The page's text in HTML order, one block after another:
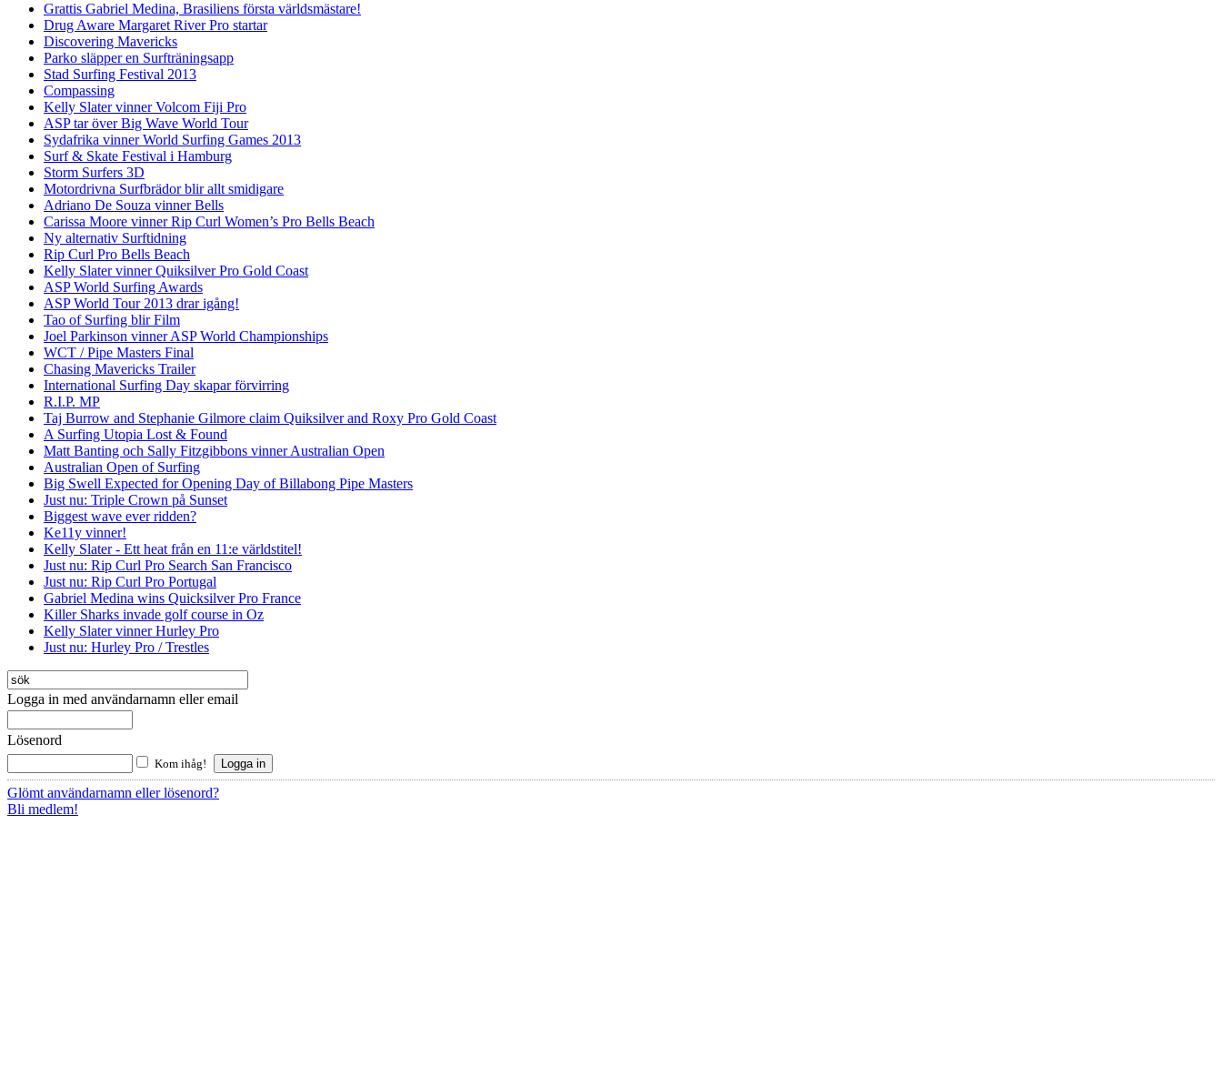
Grattis Gabriel Medina, Brasiliens första världsmästare!
Drug Aware Margaret River Pro startar
Discovering Mavericks
Parko släpper en Surfträningsapp
Stad Surfing Festival 2013
Compassing
Kelly Slater vinner Volcom Fiji Pro
ASP tar över Big Wave World Tour
Sydafrika vinner World Surfing Games 2013
Surf & Skate Festival i Hamburg
Storm Surfers 3D
Motordrivna Surfbrädor blir allt smidigare
Adriano De Souza vinner Bells
Carissa Moore vinner Rip Curl Women’s Pro Bells Beach
Ny alternativ Surftidning
Rip Curl Pro Bells Beach
Kelly Slater vinner Quiksilver Pro Gold Coast
ASP World Surfing Awards
ASP World Tour 2013 drar igång!
Tao of Surfing blir Film
Joel Parkinson vinner ASP World Championships
WCT / Pipe Masters Final
Chasing Mavericks Trailer
International Surfing Day skapar förvirring
R.I.P. MP
Taj Burrow and Stephanie Gilmore claim Quiksilver and Roxy Pro Gold Coast
A Surfing Utopia Lost & Found
Matt Banting och Sally Fitzgibbons vinner Australian Open
Australian Open of Surfing
Big Swell Expected for Opening Day of Billabong Pipe Masters
Just nu: Triple Crown på Sunset
Biggest wave ever ridden?
Ke11y vinner!
Kelly Slater - Ett heat från en 11:e världstitel!
Just nu: Rip Curl Pro Search San Francisco
Just nu: Rip Curl Pro Portugal
Gabriel Medina wins Quicksilver Pro France
Killer Sharks invade golf course in Oz
Kelly Slater vinner Hurley Pro
Just nu: Hurley Pro / Trestles
Logga in med användarnamn eller email
Lösenord
Kom ihåg!
Glömt användarnamn eller lösenord?
Bli medlem!